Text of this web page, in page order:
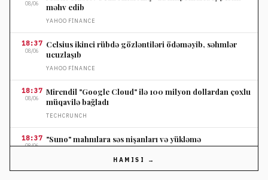
08/06
məhv edib
YAHOO FINANCE
18:37
08/06
Celsius ikinci rübdə gözləntiləri ödəməyib, səhmlər
ucuzlaşıb
YAHOO FINANCE
18:37
08/06
Mirendil "Google Cloud" ilə 100 milyon dollardan çoxlu
müqavilə bağladı
TECHCRUNCH
18:37
08/06
"Suno" mahnılara səs nişanları və yükləmə
məhdudiyyətləri tətbiq edəcəyini açıqladı
HAMISI →